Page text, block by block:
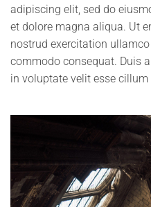
adipiscing elit, sed do
et dolore magna aliqua. Ut
nostrud exercitation
commodo consequat. Duis
in voluptate velit esse